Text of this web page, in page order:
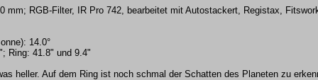
mm; RGB-Filter, IR Pro 742, bearbeitet mit Autostackert, Registax,
14.0°
Ring: 41.8" und 9.4"
heller. Auf dem Ring ist noch schmal der Schatten des Planeten zu